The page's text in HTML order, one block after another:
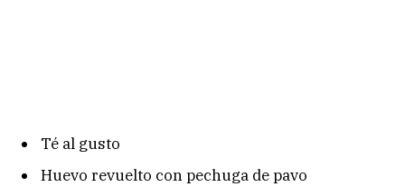
Té al gusto
Huevo revuelto con pechuga de pavo